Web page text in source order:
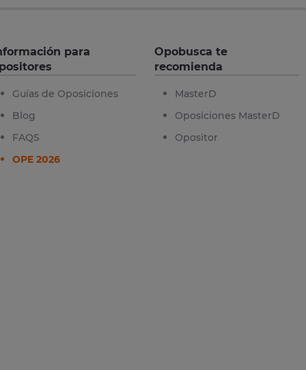
para
Guías de Oposiciones
Blog
FAQS
OPE 2026
Opobusca te
recomienda
MasterD
Oposiciones MasterD
Opositor